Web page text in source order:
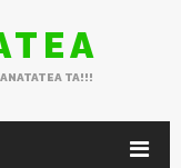
TA!!!